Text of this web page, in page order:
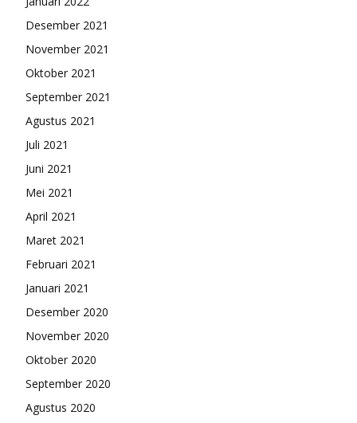
Desember 2021
November 2021
Oktober 2021
September 2021
Agustus 2021
Juli 2021
Juni 2021
Mei 2021
April 2021
Maret 2021
Februari 2021
Januari 2021
Desember 2020
November 2020
Oktober 2020
September 2020
Agustus 2020